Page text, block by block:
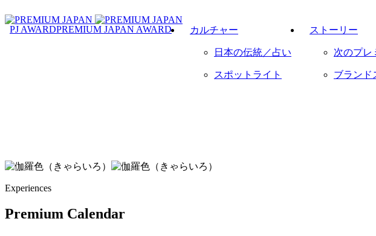
PJ AWARDPREMIUM JAPAN AWARD カルチャー
日本の伝統／占い
スポットライト
ストーリー
次のプレ
ブランド
Experiences
Premium Calendar